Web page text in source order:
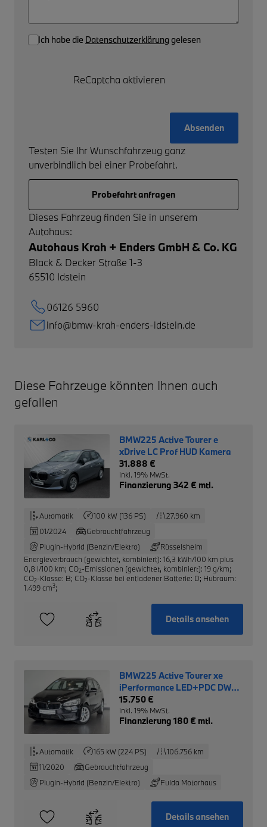
Ich habe die Datenschutzerklärung gelesen
ReCaptcha aktivieren
Absenden
Testen Sie Ihr Wunschfahrzeug ganz
unverbindlich bei einer Probefahrt.
Probefahrt anfragen
Dieses Fahrzeug finden Sie in unserem
Autohaus:
Autohaus Krah + Enders GmbH & Co. KG
Black & Decker Straße 1-3
65510 Idstein
06126 5960
info@bmw-krah-enders-idstein.de
Diese Fahrzeuge könnten Ihnen auch
gefallen
BMW225 Active Tourer e
xDrive LC Prof HUD Kamera
31.888 €
inkl. 19% MwSt.
Finanzierung 342 € mtl.
Automatik 100 kW (136 PS)
27.960 km
01/2024
Gebrauchtfahrzeug
Plugin-Hybrid (Benzin/Elektro)
Rüsselsheim
Energieverbrauch (gewichtet, kombiniert): 16,3 kWh/100 km plus
0,8 l/100 km; CO2-Emissionen (gewichtet, kombiniert): 19 g/km;
CO2-Klasse: B; CO2-Klasse bei entladener Batterie: D; Hubraum:
1.499 cm3;
Details ansehen
BMW225 Active Tourer xe
iPerformance LED+PDC DW
0,5%
15.750 €
inkl. 19% MwSt.
Finanzierung 180 € mtl.
Automatik 165 kW (224 PS)
106.756 km
11/2020
Gebrauchtfahrzeug
Plugin-Hybrid (Benzin/Elektro)
Fulda Motorhaus
Details ansehen